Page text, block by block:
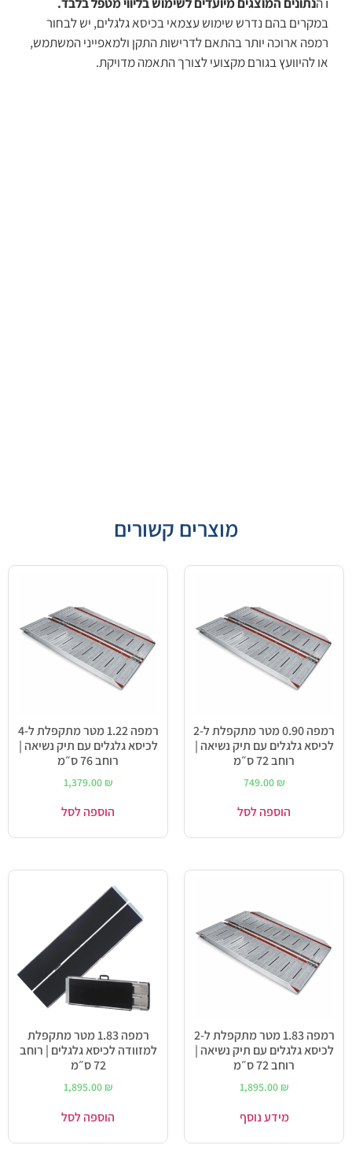
במקרים בהם נדרש שימוש עצמאי בכיסא גלגלים, יש לבחור
רמפה ארוכה יותר בהתאם לדרישות התקן ולמאפייני המשתמש,
או להיוועץ בגורם מקצועי לצורך התאמה מדויקת.
מוצרים קשורים
רמפה 0.90 מטר מתקפלת ל-2
לכיסא גלגלים עם תיק נשיאה |
רוחב 72 ס״מ
749.00 ₪
הוספה לסל
רמפה 1.22 מטר מתקפלת ל-4
לכיסא גלגלים עם תיק נשיאה |
רוחב 76 ס״מ
1,379.00 ₪
הוספה לסל
רמפה 1.83 מטר מתקפלת ל-2
לכיסא גלגלים עם תיק נשיאה |
רוחב 72 ס״מ
1,895.00 ₪
מידע נוסף
רמפה 1.83 מטר מתקפלת
למזוודה לכיסא גלגלים | רוחב
72 ס״מ
1,895.00 ₪
הוספה לסל